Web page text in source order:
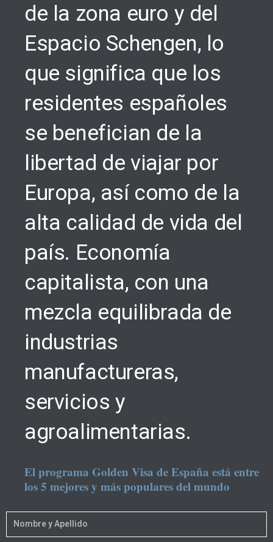
de la zona euro y del
Espacio Schengen, lo
que significa que los
residentes españoles
se benefician de la
libertad de viajar por
Europa, así como de la
alta calidad de vida del
país. Economía
capitalista, con una
mezcla equilibrada de
industrias
manufactureras,
servicios y
agroalimentarias.
El programa Golden Visa de España está entre
los 5 mejores y más populares del mundo